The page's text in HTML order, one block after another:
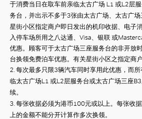
于消费当日在取车前亲临太古广场 L1 或L2层
务台 ，并出示不多于3张由太古广场、太古广
星街小区指定商户即日发出的机印收据、电子
入停车场所用之八达通、 Visa、银联 或
优惠。顾客可于太古广场三座服务台的非开放
台换领免费泊车优惠。有关星街小区之指定商
2. 每次最多只限3辆汽车同时享用此优惠，而
临太古广场L1 或L2层服务台或太古广场三座B3
续。
3. 每张收据必须为港币100元或以上。每张收
上的金额不能分开计算作多次换领。